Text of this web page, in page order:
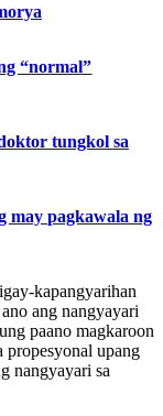
“normal”
tungkol sa
may pagkawala ng
kapangyarihan
ang nangyayari
paano magkaroon
propesyonal upang
nangyayari sa